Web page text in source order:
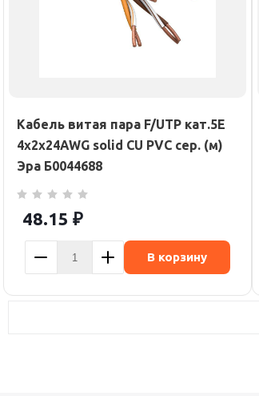
Кабель витая пара F/UTP кат.5E
4х2х24AWG solid CU PVC сер. (м)
Эра Б0044688
48.15 ₽
В корзину